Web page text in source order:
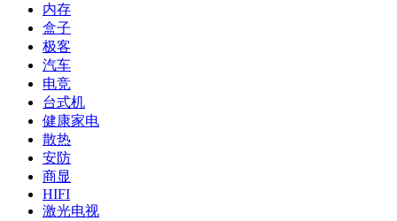
内存
盒子
极客
汽车
电竞
台式机
健康家电
散热
安防
商显
HIFI
激光电视